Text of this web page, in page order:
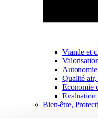
Viande et
Autonomie
Qualité air,
Economie
Evaluation
Bien-être,